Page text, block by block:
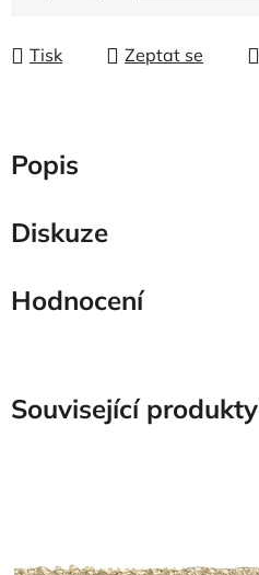
Tisk Zeptat se
Popis
Diskuze
Hodnocení
Související produkty